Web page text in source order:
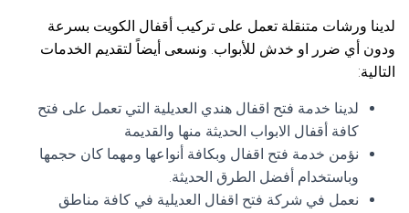
لدينا ورشات متنقلة تعمل على تركيب أقفال الكويت بسرعة
ودون أي ضرر او خدش للأبواب. ونسعى أيضاً لتقديم الخدمات
التالية:
لدينا خدمة فتح اقفال هندي العديلية التي تعمل على فتح
كافة أقفال الابواب الحديثة منها والقديمة
نؤمن خدمة فتح اقفال وبكافة أنواعها ومهما كان حجمها
وباستخدام أفضل الطرق الحديثة.
نعمل في شركة فتح اقفال العديلية في كافة مناطق